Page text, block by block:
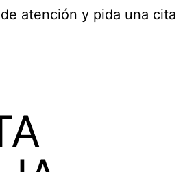
atención y pida una cita